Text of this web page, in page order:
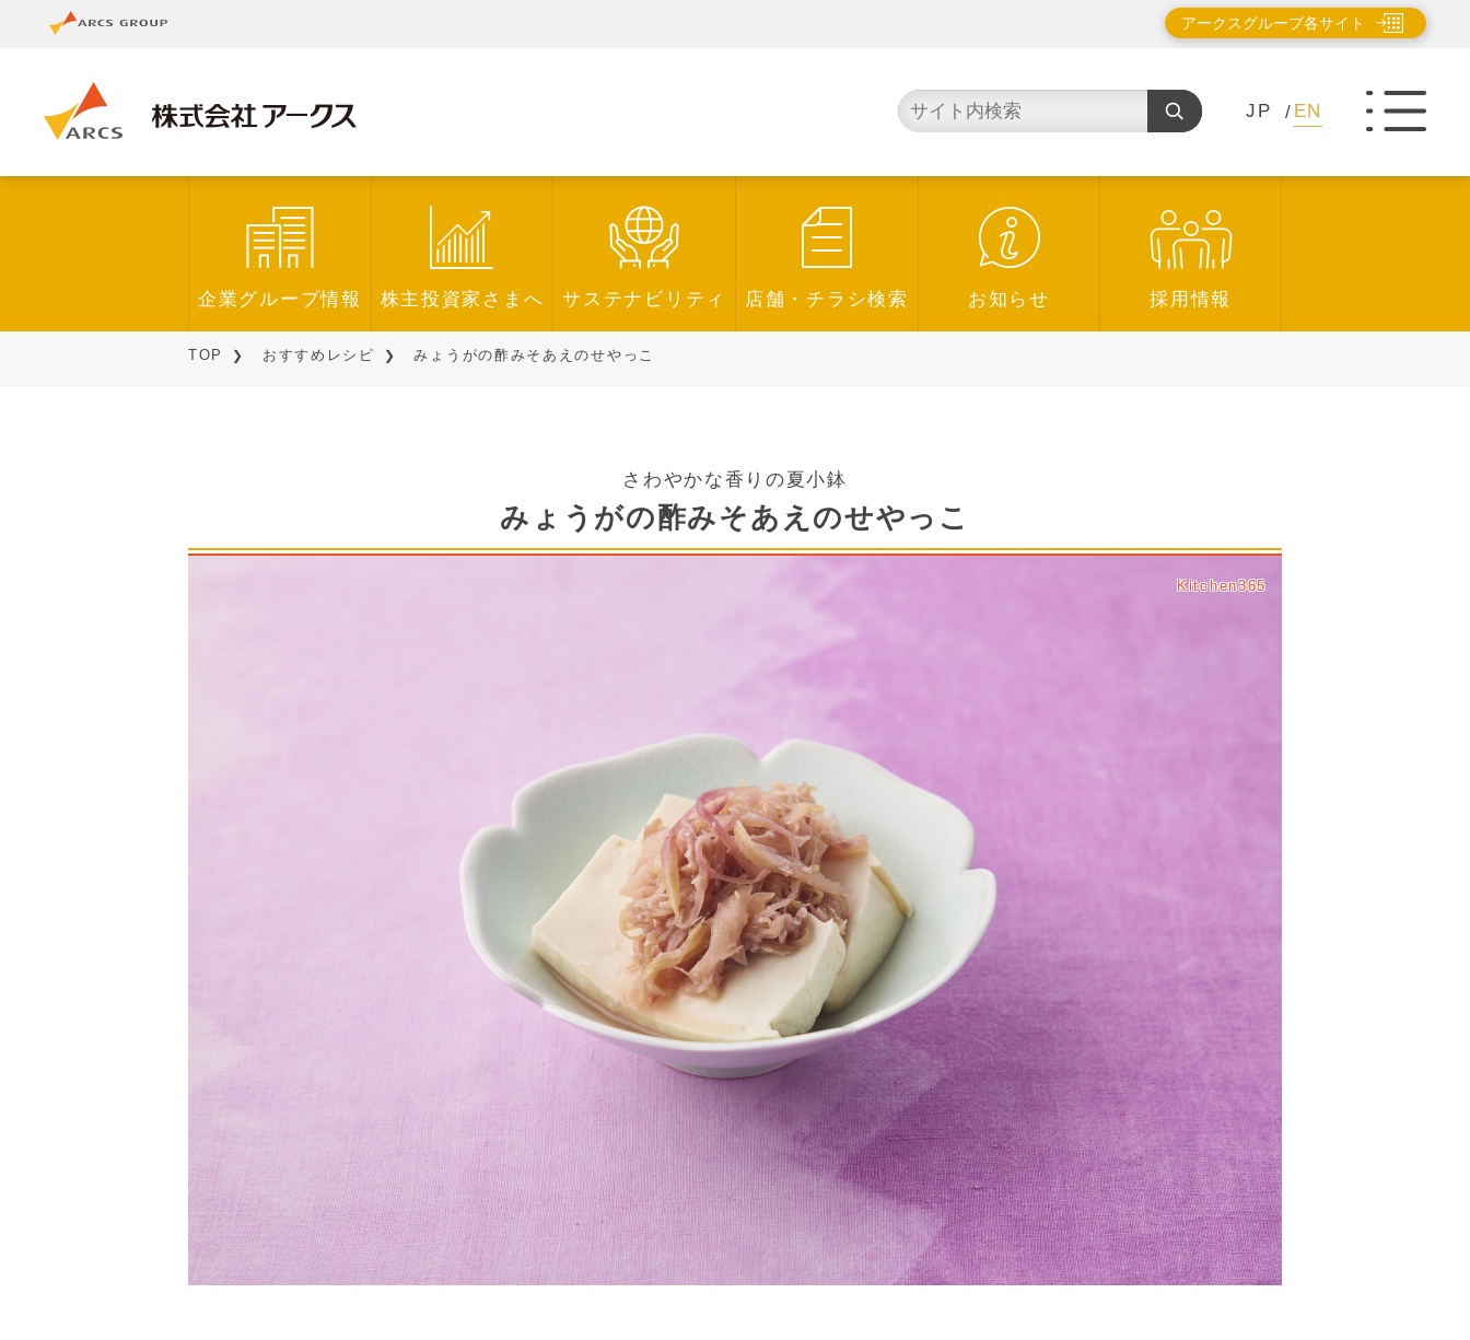
アークスグループ各サイト
JP EN
企業グループ情報 株主投資家さまへ サステナビリティ 店舗・チラシ検索 お知らせ 採用情報
TOP おすすめレシピ みょうがの酢みそあえのせやっこ
さわやかな香りの夏小鉢
みょうがの酢みそあえのせやっこ
Kitchen365